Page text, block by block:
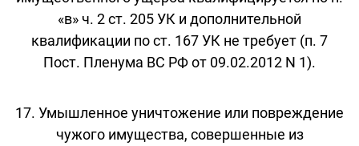
«в» ч. 2 ст. 205 УК и дополнительной
квалификации по ст. 167 УК не требует (п. 7
Пост. Пленума ВС РФ от 09.02.2012 N 1).
17. Умышленное уничтожение или повреждение
чужого имущества, совершенные из